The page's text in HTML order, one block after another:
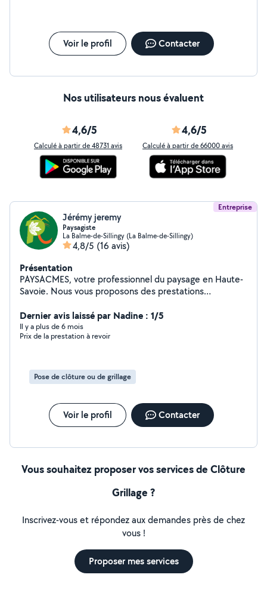
Voir le profil Contacter
Nos utilisateurs nous évaluent
4,6/5
Calculé à partir de 48731 avis
4,6/5
Calculé à partir de 66000 avis
Entreprise
Jérémy jeremy
Paysagiste
La Balme-de-Sillingy (La Balme-de-Sillingy)
4,8/5 (16 avis)
Présentation
PAYSACMES, votre professionnel du paysage en Haute-
Savoie. Nous vous proposons des prestations
valeurs, faire de la qualité le pilier central de toutes nos
prestations, vous apporter le meilleurs de notre
expertise dans vos projets tout en préservant le cycle
responsable. Nous privilégions des pratiques
respectueuses de la nature, de la biodiversité et des
plantation Entretien des espaces verts Elagage &
abatage Petit aménagement entretien ponctuel
Dernier avis laissé par Nadine : 1/5
Il y a plus de 6 mois
Prix de la prestation à revoir
Pose de clôture ou de grillage
Voir le profil Contacter
Vous souhaitez proposer vos services de Clôture
Grillage ?
Inscrivez-vous et répondez aux demandes près de chez
vous !
Proposer mes services